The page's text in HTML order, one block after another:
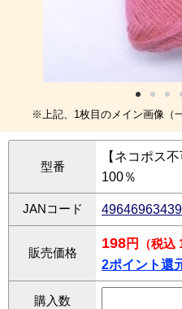
※上記、1枚目のメイン画像（
型番
【ネコポス
100％
JANコード
販売価格
198円
（税込
2ポイント還
購入数